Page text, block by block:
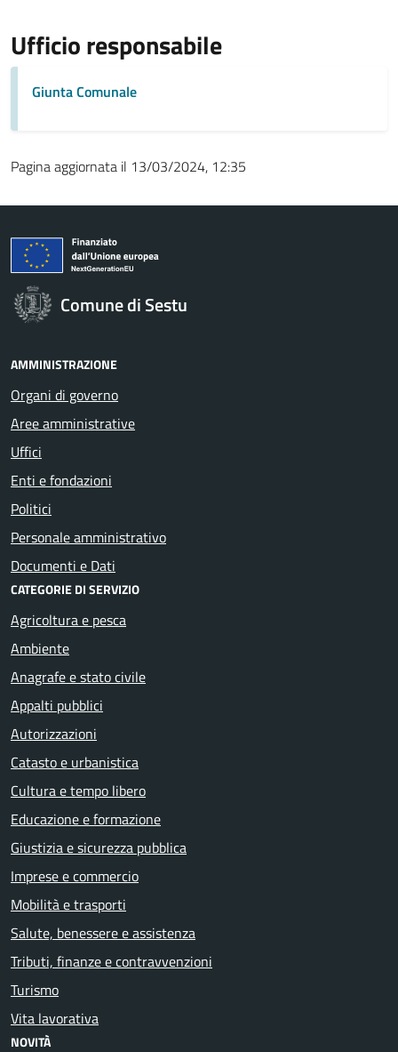
Ufficio responsabile
Giunta Comunale
Pagina aggiornata il 13/03/2024, 12:35
Comune di Sestu
AMMINISTRAZIONE
Organi di governo
Aree amministrative
Uffici
Enti e fondazioni
Politici
Personale amministrativo
Documenti e Dati
CATEGORIE DI SERVIZIO
Agricoltura e pesca
Ambiente
Anagrafe e stato civile
Appalti pubblici
Autorizzazioni
Catasto e urbanistica
Cultura e tempo libero
Educazione e formazione
Giustizia e sicurezza pubblica
Imprese e commercio
Mobilità e trasporti
Salute, benessere e assistenza
Tributi, finanze e contravvenzioni
Turismo
Vita lavorativa
NOVITÀ